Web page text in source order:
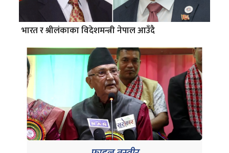
भारत र श्रीलंकाका विदेशमन्त्री नेपाल आउँदै